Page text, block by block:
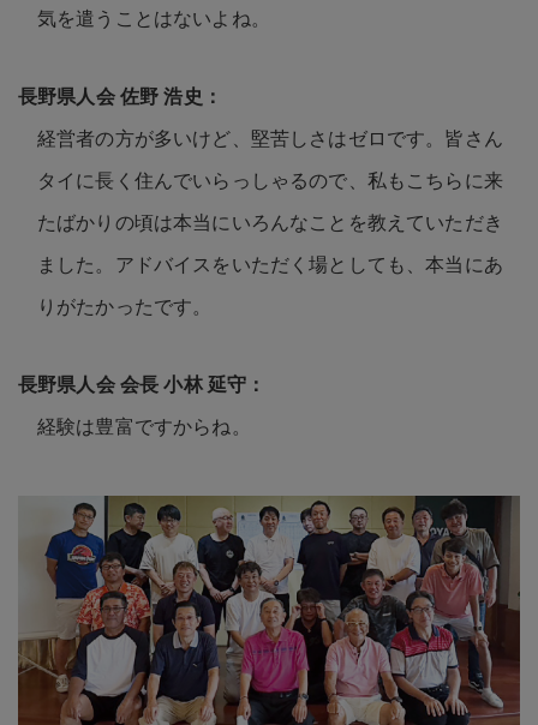
気を遣うことはないよね。
経営者の方が多いけど、堅苦しさはゼロです。皆さん
タイに長く住んでいらっしゃるので、私もこちらに来
たばかりの頃は本当にいろんなことを教えていただき
ました。アドバイスをいただく場としても、本当にあ
りがたかったです。
経験は豊富ですからね。